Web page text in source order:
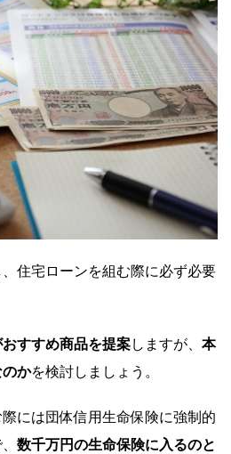
住宅ローンを組む際に必ず必要
すすめ商品を提案しますが、 本
かを検討しましょう。
には団体信用生命保険に強制的
数千万円の生命保険に入るのと